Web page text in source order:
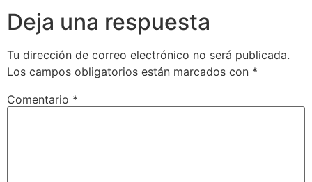
Deja una respuesta
Tu dirección de correo electrónico no será publicada.
Los campos obligatorios están marcados con *
Comentario *